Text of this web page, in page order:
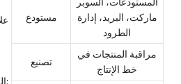
مستودع
ماركت، البريد، إدارة
الطرود
تصنيع
مراقبة المنتجات في
خط الإنتاج